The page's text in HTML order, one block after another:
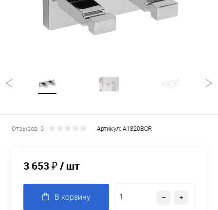
Отзывов: 0 Артикул: A1820BCR
3 653 ₽/ шт
В корзину